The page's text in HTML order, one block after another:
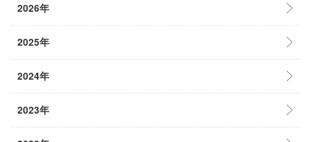
2026年
2025年
2024年
2023年